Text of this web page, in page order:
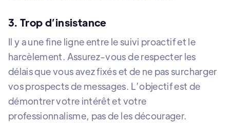
3. Trop d’insistance
Il y a une fine ligne entre le suivi proactif et le
harcèlement. Assurez-vous de respecter les
délais que vous avez fixés et de ne pas surcharger
vos prospects de messages. L’objectif est de
démontrer votre intérêt et votre
professionnalisme, pas de les décourager.